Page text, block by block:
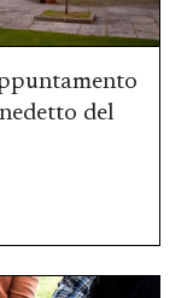
del